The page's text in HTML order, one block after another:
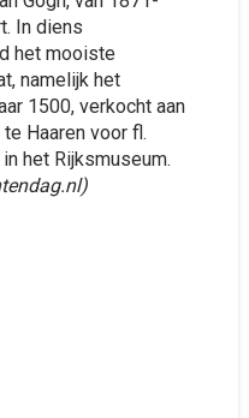
In diens
het mooiste
namelijk het
1500, verkocht aan
Haaren voor fl.
het Rijksmuseum.